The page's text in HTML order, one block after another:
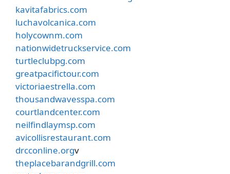
kavitafabrics.com
luchavolcanica.com
holycownm.com
nationwidetruckservice.com
turtleclubpg.com
greatpacifictour.com
victoriaestrella.com
thousandwavesspa.com
courtlandcenter.com
neilfindlaymsp.com
avicollisrestaurant.com
drcconline.orgv
theplacebarandgrill.com